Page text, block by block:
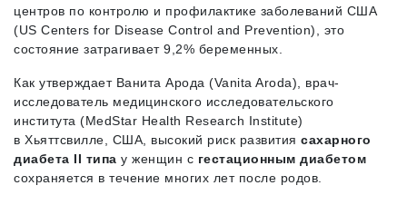
центров по контролю и профилактике заболеваний США
(US Centers for Disease Control and Prevention), это
состояние затрагивает 9,2% беременных.
Как утверждает Ванита Арода (Vanita Aroda), врач-
исследователь медицинского исследовательского
института (MedStar Health Research Institute)
в Хьяттсвилле, США, высокий риск развития сахарного
диабета II типа у женщин с гестационным диабетом
сохраняется в течение многих лет после родов.